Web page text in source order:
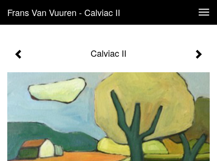
Frans Van Vuuren - Calviac II
Calviac II